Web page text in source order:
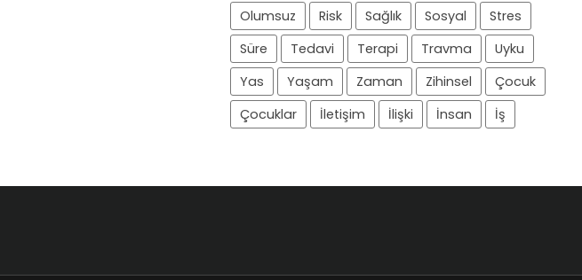
Olumsuz
Risk Sağlık Sosyal
Stres
Süre
Tedavi Terapi Travma
Uyku
Yas
Yaşam Zaman Zihinsel
Çocuk
Çocuklar
İletişim İlişki İnsan İş